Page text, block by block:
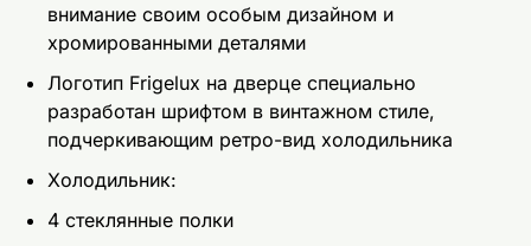
внимание своим особым дизайном и
хромированными деталями
Логотип Frigelux на дверце специально
разработан шрифтом в винтажном стиле,
подчеркивающим ретро-вид холодильника
Холодильник:
4 стеклянные полки